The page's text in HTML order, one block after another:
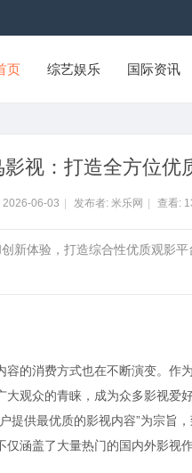
页 综艺娱乐 国际资讯
影视：打造全方位优
2026-06-03 发布者: 米乐网 查看:
新体验，打造综合性优质观影
容的消费方式也在不断演变。
大观众的青睐，成为众多影视爱
提供最优质的影视内容”为宗旨
仅涵盖了大量热门的国内外影视